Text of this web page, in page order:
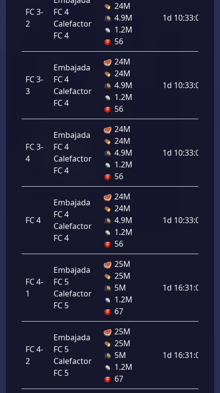
FC 3-
2
FC 4
Calefactor
FC 4
24M
4.9M
1.2M
56
1d 10:33:00
FC 3-
3
Embajada
FC 4
Calefactor
FC 4
24M
24M
4.9M
1.2M
56
1d 10:33:00
FC 3-
4
Embajada
FC 4
Calefactor
FC 4
24M
24M
4.9M
1.2M
56
1d 10:33:00
FC 4
Embajada
FC 4
Calefactor
FC 4
24M
24M
4.9M
1.2M
56
1d 10:33:00
FC 4-
1
Embajada
FC 5
Calefactor
FC 5
25M
25M
5M
1.2M
67
1d 16:31:00
FC 4-
2
Embajada
FC 5
Calefactor
FC 5
25M
25M
5M
1.2M
67
1d 16:31:00